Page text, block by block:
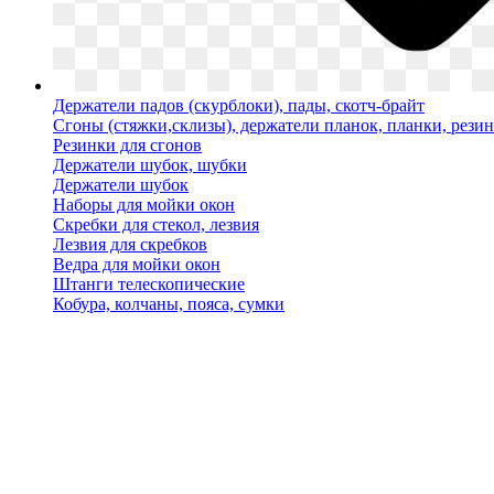
Держатели падов (скурблоки), пады, скотч-брайт
Сгоны (стяжки,склизы), держатели планок, планки,
Резинки для сгонов
Держатели шубок, шубки
Держатели шубок
Наборы для мойки окон
Скребки для стекол, лезвия
Лезвия для скребков
Ведра для мойки окон
Штанги телескопические
Кобура, колчаны, пояса, сумки